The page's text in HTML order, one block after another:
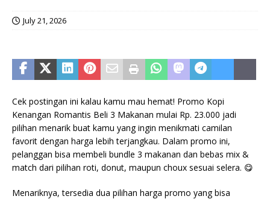
July 21, 2026
Cek postingan ini kalau kamu mau hemat! Promo Kopi
Kenangan Romantis Beli 3 Makanan mulai Rp. 23.000 jadi
pilihan menarik buat kamu yang ingin menikmati camilan
favorit dengan harga lebih terjangkau. Dalam promo ini,
pelanggan bisa membeli bundle 3 makanan dan bebas mix &
match dari pilihan roti, donut, maupun choux sesuai selera. 😋
Menariknya, tersedia dua pilihan harga promo yang bisa